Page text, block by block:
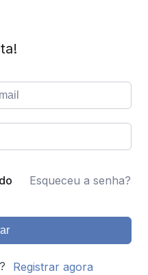
Esqueceu a senha?
Registrar agora